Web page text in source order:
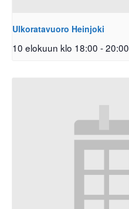
Ulkoratavuoro Heinjoki
10 elokuun klo 18:00 -20:00